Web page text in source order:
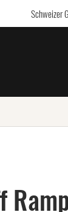
Schweizer